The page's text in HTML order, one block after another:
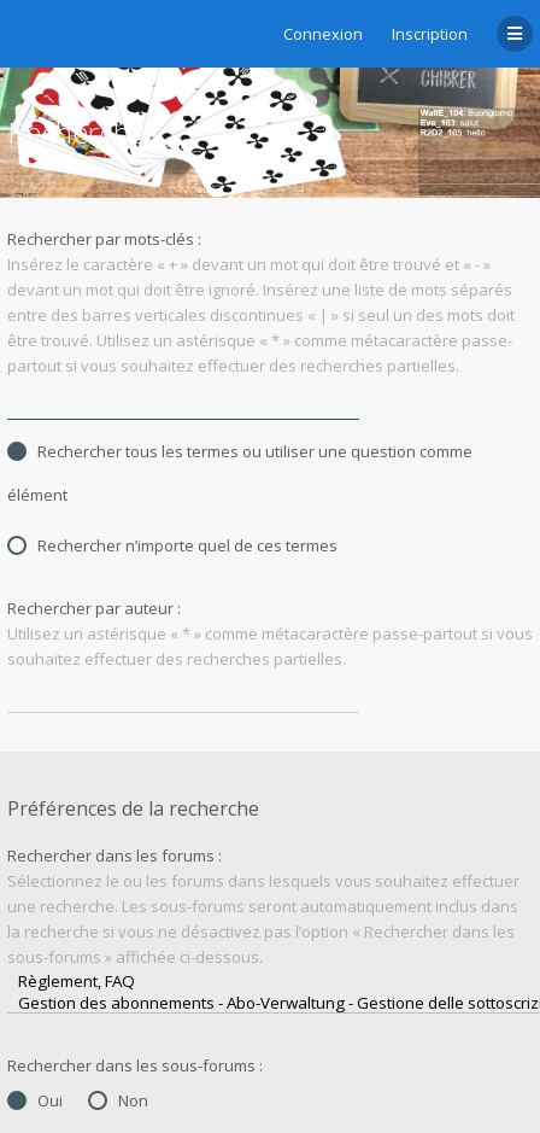
Connexion Inscription
Rechercher
Rechercher par mots-clés :
Insérez le caractère « + » devant un mot qui doit être trouvé et « - »
devant un mot qui doit être ignoré. Insérez une liste de mots séparés
entre des barres verticales discontinues « | » si seul un des mots doit
être trouvé. Utilisez un astérisque « * » comme métacaractère passe-
partout si vous souhaitez effectuer des recherches partielles.
Rechercher tous les termes ou utiliser une question comme
élément
Rechercher n’importe quel de ces termes
Rechercher par auteur :
Utilisez un astérisque « * » comme métacaractère passe-partout si vous
souhaitez effectuer des recherches partielles.
Préférences de la recherche
Rechercher dans les forums :
Sélectionnez le ou les forums dans lesquels vous souhaitez effectuer
une recherche. Les sous-forums seront automatiquement inclus dans
la recherche si vous ne désactivez pas l’option « Rechercher dans les
sous-forums » affichée ci-dessous.
Rechercher dans les sous-forums :
Oui
Non